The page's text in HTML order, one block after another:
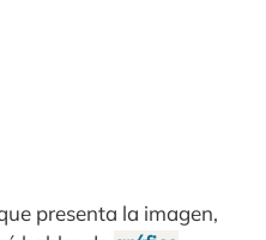
presenta la imagen,